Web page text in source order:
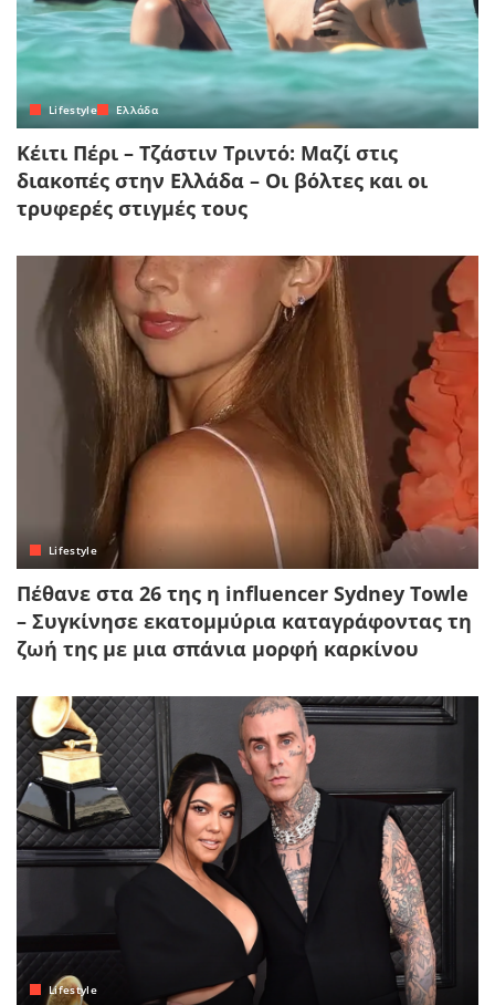
Lifestyle Ελλάδα
Κέιτι Πέρι – Τζάστιν Τριντό: Μαζί στις
διακοπές στην Ελλάδα – Οι βόλτες και οι
τρυφερές στιγμές τους
Lifestyle
Πέθανε στα 26 της η influencer Sydney Towle
– Συγκίνησε εκατομμύρια καταγράφοντας τη
ζωή της με μια σπάνια μορφή καρκίνου
Lifestyle